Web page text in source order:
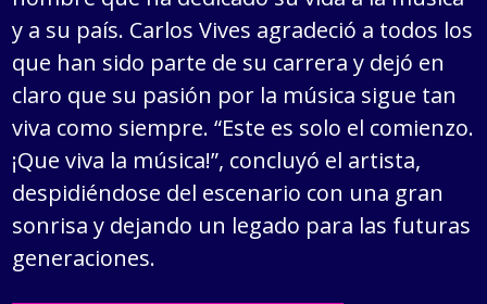
y a su país. Carlos Vives agradeció a todos los
que han sido parte de su carrera y dejó en
claro que su pasión por la música sigue tan
viva como siempre. “Este es solo el comienzo.
¡Que viva la música!”, concluyó el artista,
despidiéndose del escenario con una gran
sonrisa y dejando un legado para las futuras
generaciones.